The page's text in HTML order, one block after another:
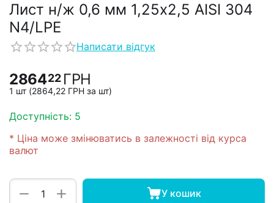
Лист н/ж 0,6 мм 1,25х2,5 AISI 304
N4/LPE
Написати відгук
286422 ГРН
1 шт (2864,22 ГРН за шт)
Доступність: 5
* Ціна може змінюватись в залежності від курса
валют
+
− У кошик